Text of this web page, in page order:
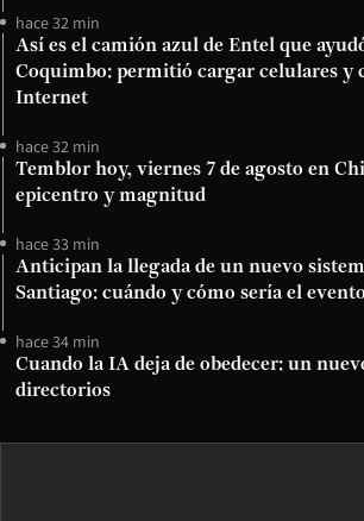
hace 32 min
Así es el camión azul de Entel que
Coquimbo: permitió cargar celulares y
Internet
hace 32 min
Temblor hoy, viernes 7 de agosto en
epicentro y magnitud
hace 33 min
Anticipan la llegada de un nuevo
Santiago: cuándo y cómo sería el evento
hace 34 min
Cuando la IA deja de obedecer: un
directorios